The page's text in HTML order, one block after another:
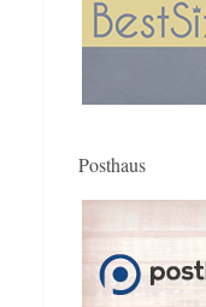
Posthaus